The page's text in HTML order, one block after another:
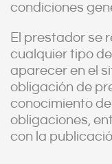
condiciones
El prestador se
cualquier tipo
aparecer en el
obligación de
conocimiento
obligaciones,
con la